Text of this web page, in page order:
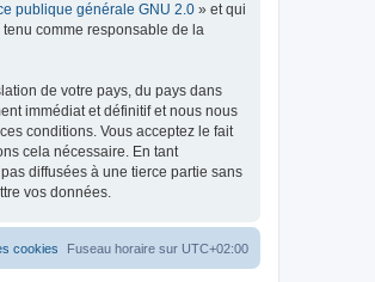
publique générale GNU 2.0 » et qui
comme responsable de la
de votre pays, du pays dans
immédiat et définitif et nous nous
conditions. Vous acceptez le fait
cela nécessaire. En tant
diffusées à une tierce partie sans
vos données.
Fuseau horaire sur UTC+02:00
cookies